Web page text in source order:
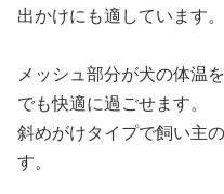
出かけにも適しています。
メッシュ部分が犬の体温
でも快適に過ごせます。
斜めがけタイプで飼い主
す。